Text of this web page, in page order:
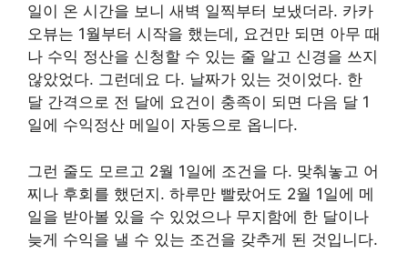
일이 온 시간을 보니 새벽 일찍부터 보냈더라. 카카
오뷰는 1월부터 시작을 했는데, 요건만 되면 아무 때
나 수익 정산을 신청할 수 있는 줄 알고 신경을 쓰지
않았었다. 그런데요 다. 날짜가 있는 것이었다. 한
달 간격으로 전 달에 요건이 충족이 되면 다음 달 1
일에 수익정산 메일이 자동으로 옵니다.
그런 줄도 모르고 2월 1일에 조건을 다. 맞춰놓고 어
찌나 후회를 했던지. 하루만 빨랐어도 2월 1일에 메
일을 받아볼 있을 수 있었으나 무지함에 한 달이나
늦게 수익을 낼 수 있는 조건을 갖추게 된 것입니다.